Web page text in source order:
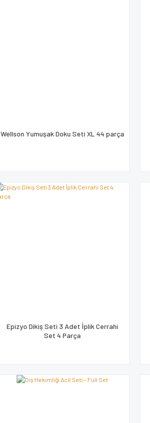
Wellson Yumuşak Doku Seti XL 44 parça
Epizyo Dikiş Seti 3 Adet İplik Cerrahi
Set 4 Parça